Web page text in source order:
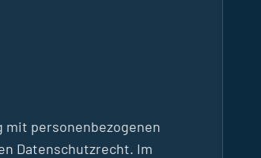
personenbezogenen
Datenschutzrecht. Im